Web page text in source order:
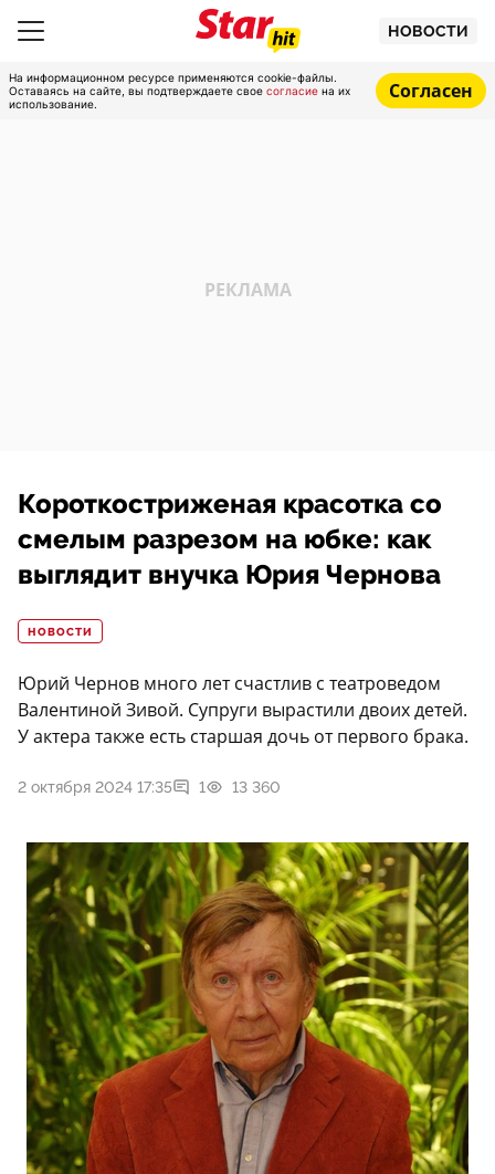
НОВОСТИ
На информационном ресурсе применяются cookie-файлы.
Оставаясь на сайте, вы подтверждаете свое согласие на их
использование.
Согласен
Короткостриженая красотка со
смелым разрезом на юбке: как
выглядит внучка Юрия Чернова
НОВОСТИ
Юрий Чернов много лет счастлив с театроведом
Валентиной Зивой. Супруги вырастили двоих детей.
У актера также есть старшая дочь от первого брака.
2 октября 2024 17:35 1 13 360